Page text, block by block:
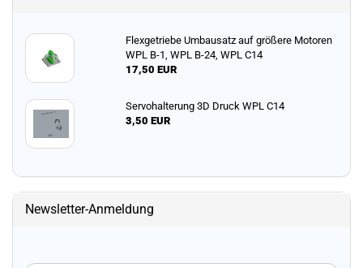
Flexgetriebe Umbausatz auf größere Motoren
WPL B-1, WPL B-24, WPL C14
17,50 EUR
Servohalterung 3D Druck WPL C14
3,50 EUR
Newsletter-Anmeldung